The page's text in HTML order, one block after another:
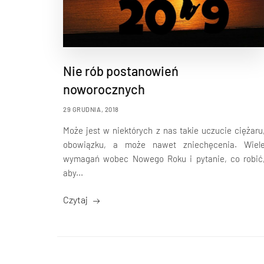
Nie rób postanowień
noworocznych
29 GRUDNIA, 2018
Może jest w niektórych z nas takie uczucie ciężaru,
obowiązku, a może nawet zniechęcenia. Wiele
wymagań wobec Nowego Roku i pytanie, co robić,
aby...
Czytaj